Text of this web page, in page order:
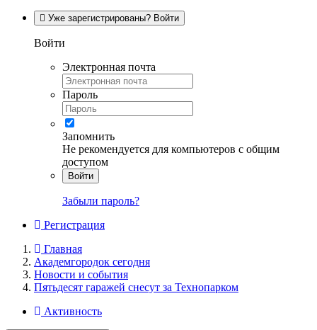
Уже зарегистрированы? Войти
Войти
Электронная почта
Пароль
Запомнить
Не рекомендуется для компьютеров с общим
доступом
Войти
Забыли пароль?
Регистрация
Главная
Академгородок сегодня
Новости и события
Пятьдесят гаражей снесут за Технопарком
Активность